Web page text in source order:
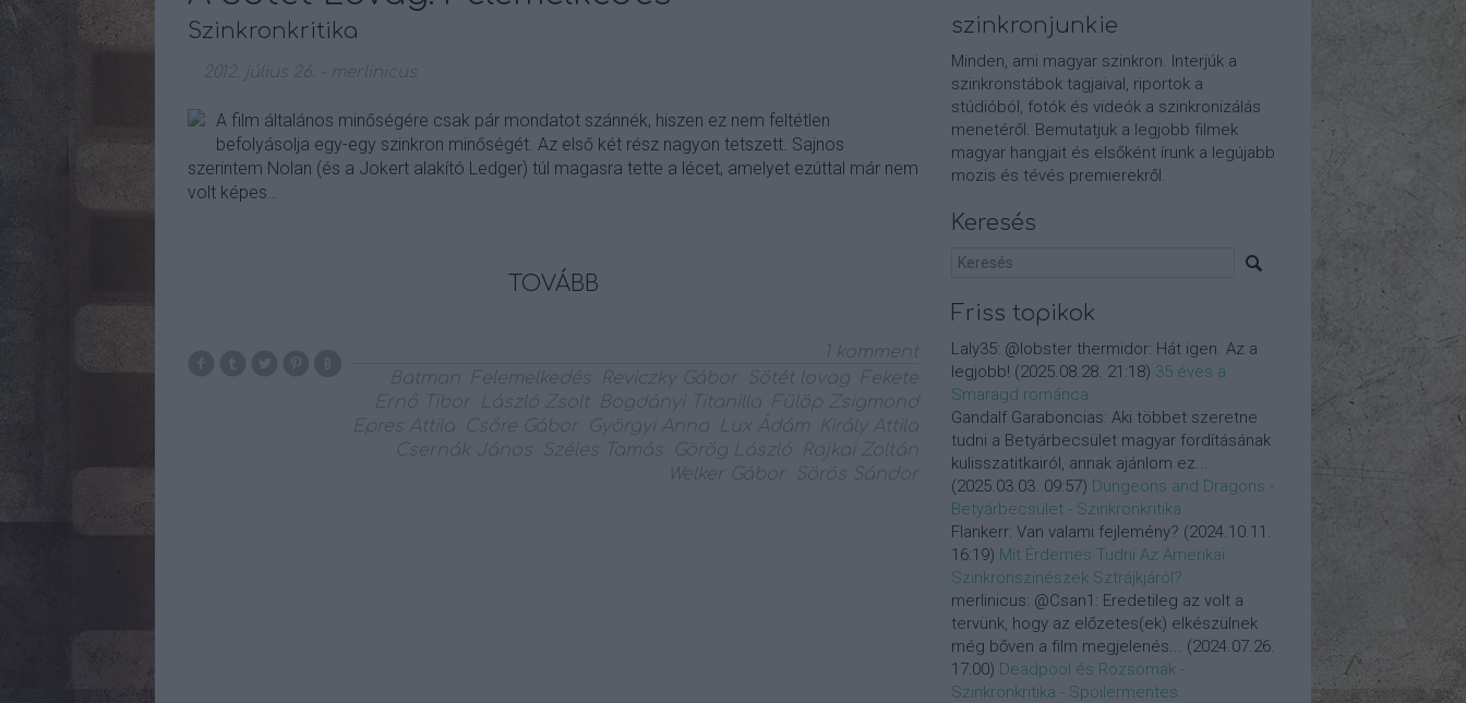
Szinkronkritika
2012. július 26. merlinicus
A film általános minőségére csak pár mondatot szánnék, hiszen ez nem feltétlen
befolyásolja egy-egy szinkron minőségét. Az első két rész nagyon tetszett. Sajnos
szerintem Nolan (és a Jokert alakító Ledger) túl magasra tette a lécet, amelyet ezúttal már nem
volt képes…
TOVÁBB
komment
Batman
Felemelkedés Reviczky Gábor Sötét lovag Fekete
Ernő Tibor
László Zsolt Bogdányi Titanilla Fülöp Zsigmond
Epres Attila
Csőre Gábor Györgyi Anna Lux Ádám
Király Attila
Csernák János
Széles Tamás Görög László
Rajkai Zoltán
Welker Gábor
Sörös Sándor
szinkronjunkie
Minden, ami magyar szinkron. Interjúk a
szinkronstábok tagjaival, riportok a
stúdióból, fotók és videók a szinkronizálás
menetéről. Bemutatjuk a legjobb filmek
magyar hangjait és elsőként írunk a legújabb
mozis és tévés premierekről.
Keresés
Friss topikok
Laly35: @lobster thermidor: Hát igen. Az a
legjobb! (2025.08.28. 21:18) 35 éves a
Smaragd románca
Gandalf Garaboncias: Aki többet szeretne
tudni a Betyárbecsület magyar fordításának
kulisszatitkairól, annak ajánlom ez...
(2025.03.03. 09:57) Dungeons and Dragons -
Betyárbecsület - Szinkronkritika
Flankerr: Van valami fejlemény? (2024.10.11.
16:19) Mit Érdemes Tudni Az Amerikai
Szinkronszínészek Sztrájkjáról?
merlinicus: @Csan1: Eredetileg az volt a
tervünk, hogy az előzetes(ek) elkészülnek
még bőven a film megjelenés... (2024.07.26.
17:00) Deadpool és Rozsomák -
Szinkronkritika - Spoilermentes